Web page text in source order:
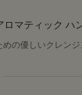
ロマティック ハ
めの優しいクレン